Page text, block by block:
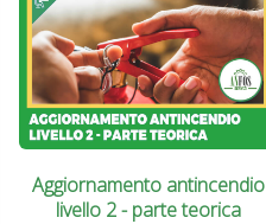
Aggiornamento antincendio
livello 2 - parte teorica